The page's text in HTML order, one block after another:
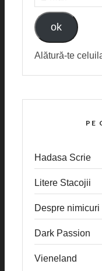
MAIL
ok
Alătură-te
PE
Hadasa Scrie
Litere Stacojii
Despre
Dark Passion
Vieneland